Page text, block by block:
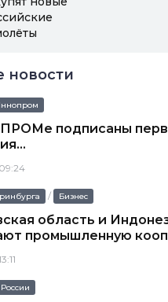
новости
подписаны
/ Бизнес
область и
промышленную